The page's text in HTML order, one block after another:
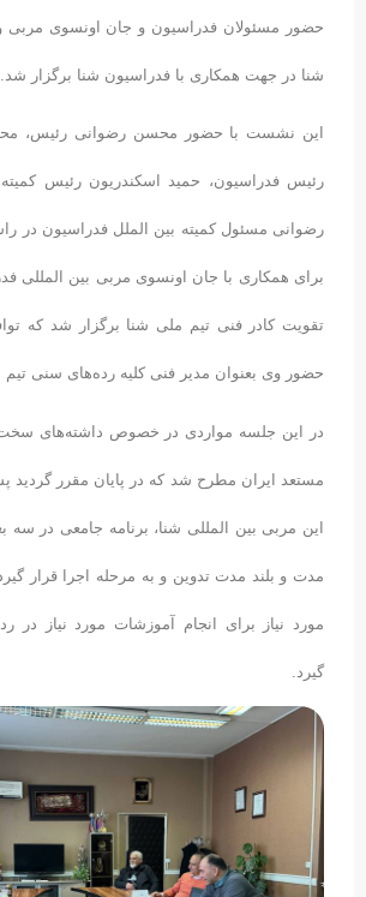
حضور مسئولان فدراسیون و جان اونسوی مربی
شنا در جهت همکاری با فدراسیون شنا برگزار شد.
این نشست با حضور محسن رضوانی رئیس،
رئیس فدراسیون، حمید اسکندریون رئیس
رضوانی مسئول کمیته بین الملل فدراسیون در
برای همکاری با جان اونسوی مربی بین المللی
تقویت کادر فنی تیم ملی شنا برگزار شد که
حضور وی بعنوان مدیر فنی کلیه رده‌های سنی تیم
در این جلسه مواردی در خصوص داشته‌های سخت
مستعد ایران مطرح شد که در پایان مقرر گردید
این مربی بین المللی شنا، برنامه جامعی در سه
مدت و بلند مدت تدوین و به مرحله اجرا قرار
مورد نیاز برای انجام آموزشات مورد نیاز در
گیرد.